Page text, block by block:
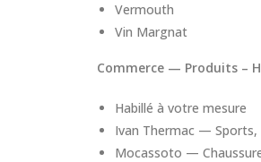
Vermouth
Vin Margnat
Commerce — Produits –
Habillé à votre mesure
Ivan Thermac — Sports,
Mocassoto —